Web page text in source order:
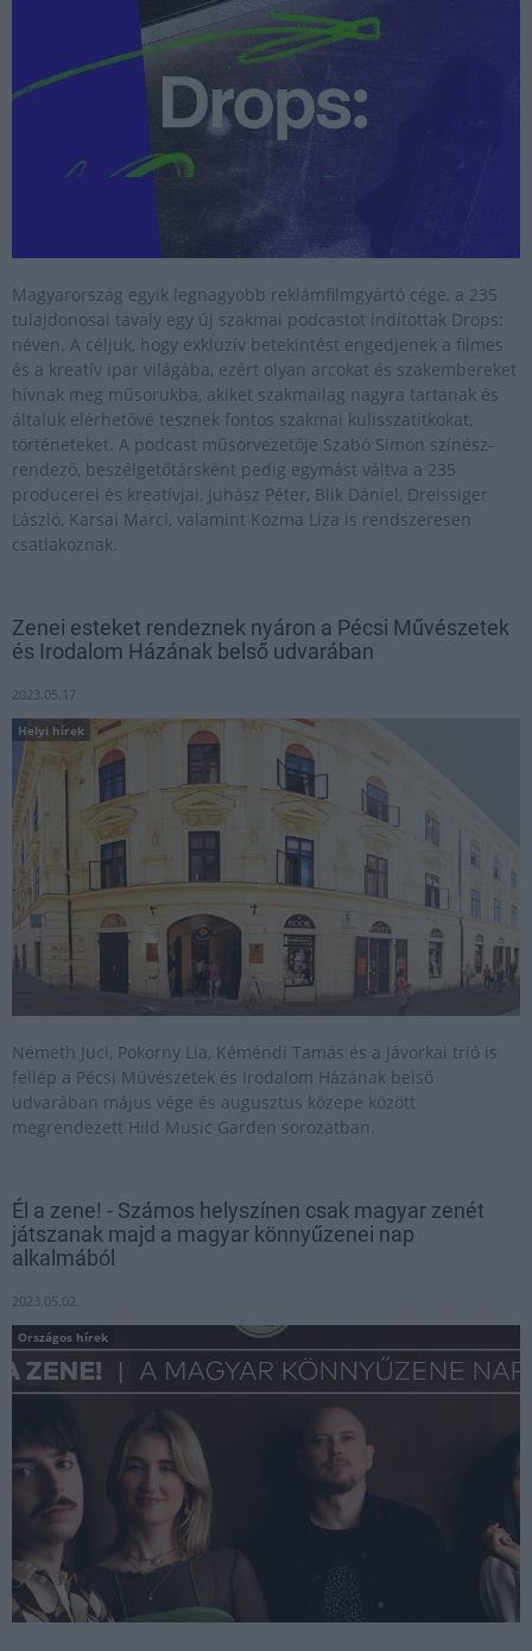
Magyarország egyik legnagyobb reklámfilmgyártó cége, a 235
tulajdonosai tavaly egy új szakmai podcastot indítottak Drops:
néven. A céljuk, hogy exkluzív betekintést engedjenek a filmes
és a kreatív ipar világába, ezért olyan arcokat és szakembereket
hívnak meg műsorukba, akiket szakmailag nagyra tartanak és
általuk elérhetővé tesznek fontos szakmai kulisszatitkokat,
történeteket. A podcast műsorvezetője Szabó Simon színész-
rendező, beszélgetőtársként pedig egymást váltva a 235
producerei és kreatívjai, Juhász Péter, Blik Dániel, Dreissiger
László, Karsai Marci, valamint Kozma Liza is rendszeresen
csatlakoznak.
Zenei esteket rendeznek nyáron a Pécsi Művészetek
és Irodalom Házának belső udvarában
2023.05.17
Helyi hírek
Németh Juci, Pokorny Lia, Kéméndi Tamás és a Jávorkai trió is
fellép a Pécsi Művészetek és Irodalom Házának belső
udvarában május vége és augusztus közepe között
megrendezett Hild Music Garden sorozatban.
Él a zene! - Számos helyszínen csak magyar zenét
játszanak majd a magyar könnyűzenei nap
alkalmából
2023.05.02
Országos hírek